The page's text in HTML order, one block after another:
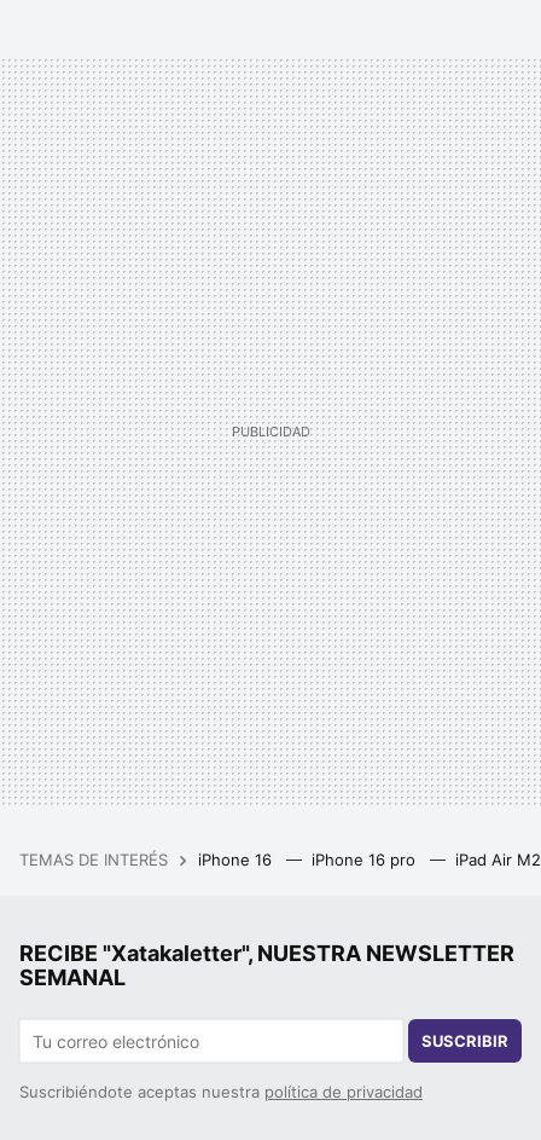
TEMAS DE INTERÉS iPhone 16 iPhone 16 pro iPad Air
RECIBE "Xatakaletter", NUESTRA NEWSLETTER
SEMANAL
SUSCRIBIR
Suscribiéndote aceptas nuestra política de privacidad